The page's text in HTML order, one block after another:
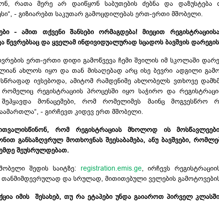
რათა მერე არ დაიწყონ საბუთების ძებნა და დაზუსტება
- გიზიარებთ საკუთარ გამოცდილებას ერთ-ერთი მშობელი.
- ამით თქვენი შანსები ორმაგდება! მიეცით
წევრებსაც და ყველამ ინდივიდუალურად სცადოს ბავშვის
ერთ-ერთი დიდი გამოწვევა ჩემი შვილის იმ სკოლაში
ახლოს იყო და თან მისაღებად არც ისე ბევრი ადგილი
ივსებოდა, ამიტომ რამდენიმე ახლობელს ვთხოვე
რომელიც რეგისტრაციის პროცესში იყო საჭირო და
მონაცემები, რომ რომელიმეს მაინც მოგვესწრო
- გირჩევთ კიდევ ერთ მშობელი.
რომ რეგისტრაციას მხოლოდ ის
განსაზღვრულ მოთხოვნას შეესაბამება, ანუ ბავშვები,
შეუსრულდებათ.
შედის საიტზე: registration.emis.ge, ირჩევს
თანმიმდევრულად და სრულად, მითითებული ველების
იმის შესახებ, თუ რა ეტაპები უნდა გაიაროთ პირველ